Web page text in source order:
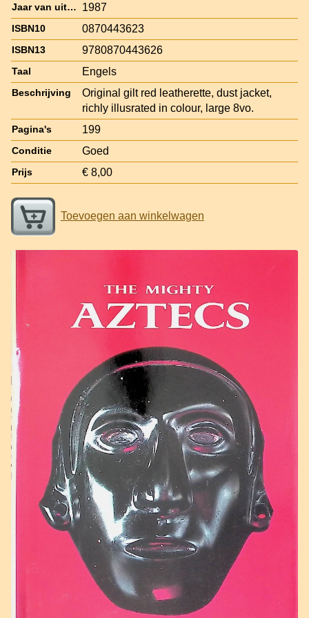
Jaar van uitgave 1987
ISBN10 0870443623
ISBN13 9780870443626
Taal Engels
Beschrijving
Original gilt red leatherette, dust jacket,
richly illusrated in colour, large 8vo.
Pagina's 199
Conditie Goed
Prijs € 8,00
Toevoegen aan winkelwagen